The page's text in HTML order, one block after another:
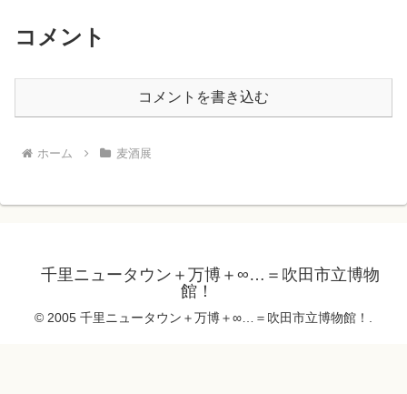
コメント
コメントを書き込む
ホーム 麦酒展
千里ニュータウン＋万博＋∞…＝吹田市立博物
館！
© 2005 千里ニュータウン＋万博＋∞…＝吹田市立博物館！.